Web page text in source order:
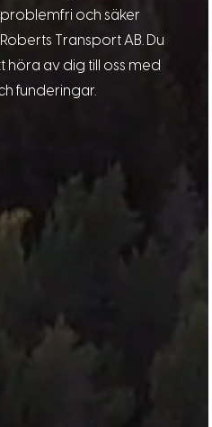
och säker
Transport AB. Du
höra av dig till oss med
funderingar.